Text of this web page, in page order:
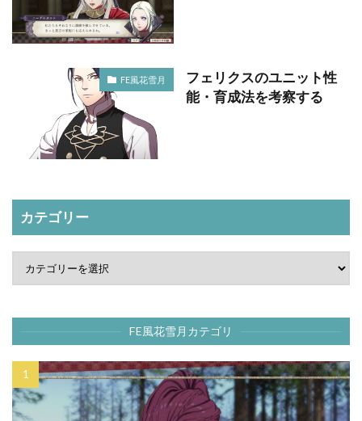
FE風花雪月
フェリクスのユニット性
能・育成法を考察する
カテゴリー
FE風花雪月カテゴリ